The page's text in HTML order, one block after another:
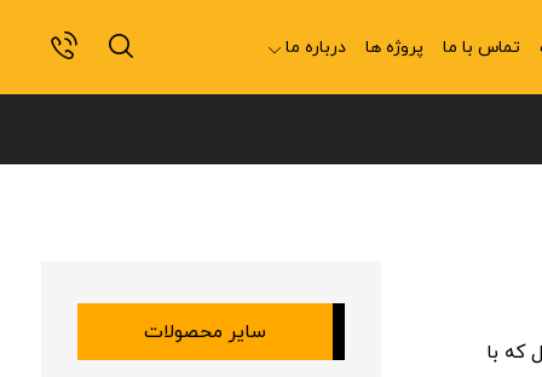
تماس با ما پروژه ها درباره ما
که با
سایر محصولات